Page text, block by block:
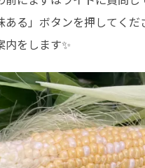
ある」ボタンを押してくだ
内をします✨